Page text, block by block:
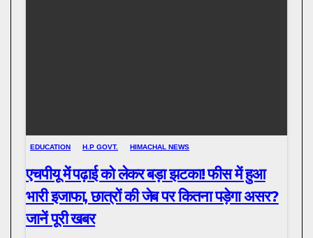
EDUCATION H.P GOVT. HIMACHAL NEWS
एचपीयू में पढ़ाई को लेकर बड़ा झटका! फीस में हुआ
भारी इजाफा, छात्रों की जेब पर कितना पड़ेगा असर?
जानें पूरी खबर